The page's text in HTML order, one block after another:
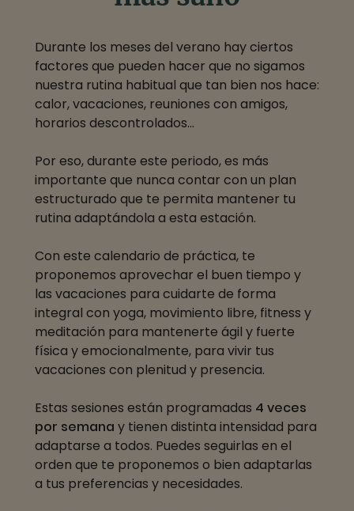
Durante los meses del verano hay ciertos
factores que pueden hacer que no sigamos
nuestra rutina habitual que tan bien nos hace:
calor, vacaciones, reuniones con amigos,
horarios descontrolados…
Por eso, durante este periodo, es más
importante que nunca contar con un plan
estructurado que te permita mantener tu
rutina adaptándola a esta estación.
Con este calendario de práctica, te
proponemos aprovechar el buen tiempo y
las vacaciones para cuidarte de forma
integral con yoga, movimiento libre, fitness y
meditación para mantenerte ágil y fuerte
física y emocionalmente, para vivir tus
vacaciones con plenitud y presencia.
Estas sesiones están programadas 4 veces
por semana y tienen distinta intensidad para
adaptarse a todos. Puedes seguirlas en el
orden que te proponemos o bien adaptarlas
a tus preferencias y necesidades.